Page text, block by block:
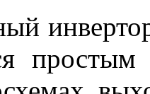
простым